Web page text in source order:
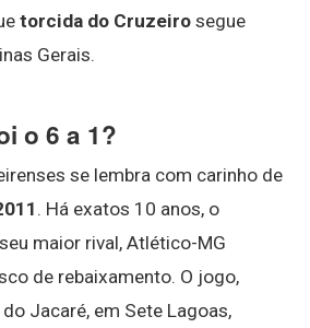
torcida do Cruzeiro segue
Gerais.
o 6 a 1?
se lembra com carinho de
. Há exatos 10 anos, o
maior rival, Atlético-MG
de rebaixamento. O jogo,
Jacaré, em Sete Lagoas,